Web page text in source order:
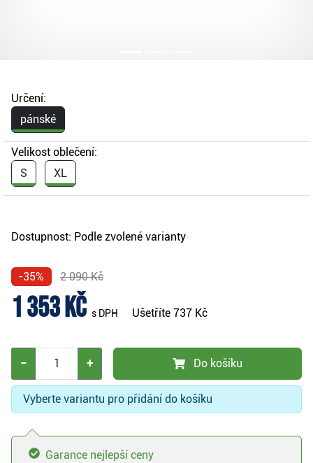
Určení:
pánské
Velikost oblečení:
S
XL
Dostupnost: Podle zvolené varianty
-35% 2 090 Kč
1 353 Kč s DPH Ušetříte 737 Kč
− + Do košíku
Vyberte variantu pro přidání do košíku
Garance nejlepší ceny